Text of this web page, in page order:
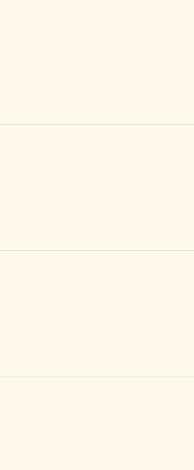
，你甚至能看到秀恩
不得不出卖色相。